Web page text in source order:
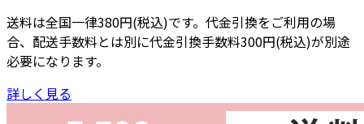
送料は全国一律380円(税込)です。代金引換をご利用の場
合、配送手数料とは別に代金引換手数料300円(税込)が別途
必要になります。
詳しく見る